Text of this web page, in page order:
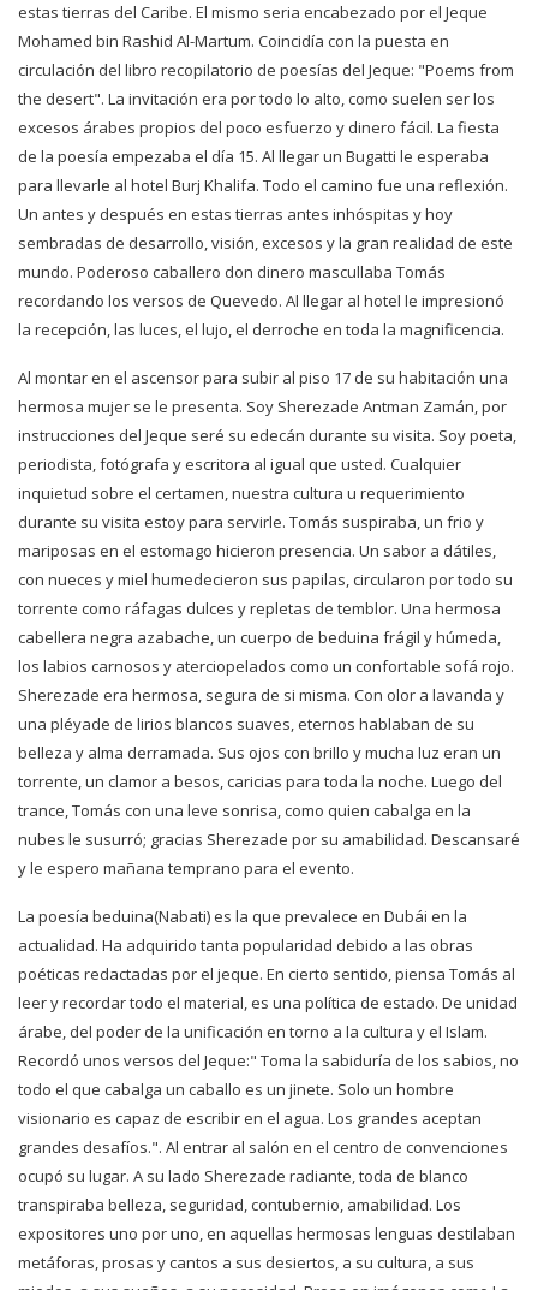
estas tierras del Caribe. El mismo seria encabezado por el Jeque
Mohamed bin Rashid Al-Martum. Coincidía con la puesta en
circulación del libro recopilatorio de poesías del Jeque: "Poems from
the desert". La invitación era por todo lo alto, como suelen ser los
excesos árabes propios del poco esfuerzo y dinero fácil. La fiesta
de la poesía empezaba el día 15. Al llegar un Bugatti le esperaba
para llevarle al hotel Burj Khalifa. Todo el camino fue una reflexión.
Un antes y después en estas tierras antes inhóspitas y hoy
sembradas de desarrollo, visión, excesos y la gran realidad de este
mundo. Poderoso caballero don dinero mascullaba Tomás
recordando los versos de Quevedo. Al llegar al hotel le impresionó
la recepción, las luces, el lujo, el derroche en toda la magnificencia.
Al montar en el ascensor para subir al piso 17 de su habitación una
hermosa mujer se le presenta. Soy Sherezade Antman Zamán, por
instrucciones del Jeque seré su edecán durante su visita. Soy poeta,
periodista, fotógrafa y escritora al igual que usted. Cualquier
inquietud sobre el certamen, nuestra cultura u requerimiento
durante su visita estoy para servirle. Tomás suspiraba, un frio y
mariposas en el estomago hicieron presencia. Un sabor a dátiles,
con nueces y miel humedecieron sus papilas, circularon por todo su
torrente como ráfagas dulces y repletas de temblor. Una hermosa
cabellera negra azabache, un cuerpo de beduina frágil y húmeda,
los labios carnosos y aterciopelados como un confortable sofá rojo.
Sherezade era hermosa, segura de si misma. Con olor a lavanda y
una pléyade de lirios blancos suaves, eternos hablaban de su
belleza y alma derramada. Sus ojos con brillo y mucha luz eran un
torrente, un clamor a besos, caricias para toda la noche. Luego del
trance, Tomás con una leve sonrisa, como quien cabalga en la
nubes le susurró; gracias Sherezade por su amabilidad. Descansaré
y le espero mañana temprano para el evento.
La poesía beduina(Nabati) es la que prevalece en Dubái en la
actualidad. Ha adquirido tanta popularidad debido a las obras
poéticas redactadas por el jeque. En cierto sentido, piensa Tomás al
leer y recordar todo el material, es una política de estado. De unidad
árabe, del poder de la unificación en torno a la cultura y el Islam.
Recordó unos versos del Jeque:" Toma la sabiduría de los sabios, no
todo el que cabalga un caballo es un jinete. Solo un hombre
visionario es capaz de escribir en el agua. Los grandes aceptan
grandes desafíos.". Al entrar al salón en el centro de convenciones
ocupó su lugar. A su lado Sherezade radiante, toda de blanco
transpiraba belleza, seguridad, contubernio, amabilidad. Los
expositores uno por uno, en aquellas hermosas lenguas destilaban
metáforas, prosas y cantos a sus desiertos, a su cultura, a sus